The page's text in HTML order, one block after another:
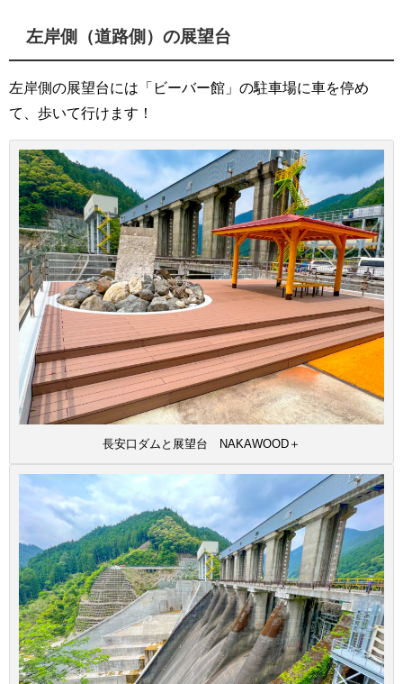
左岸側（道路側）の展望台
左岸側の展望台には「ビーバー館」の駐車場に車を停め
て、歩いて行けます！
長安口ダムと展望台 NAKAWOOD＋